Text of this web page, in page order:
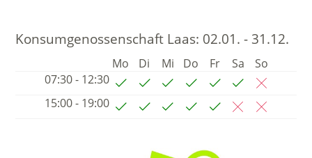
Konsumgenossenschaft Laas: 02.01. - 31.12.
Mo Di Mi Do Fr Sa
So
07:30 - 12:30
15:00 - 19:00